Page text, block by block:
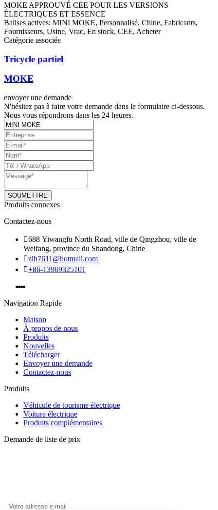
MOKE APPROUVÉ CEE POUR LES VERSIONS
ÉLECTRIQUES ET ESSENCE
Balises actives: MINI MOKE, Personnalisé, Chine, Fabricants,
Fournisseurs, Usine, Vrac, En stock, CEE, Acheter
Catégorie associée
Tricycle partiel
MOKE
envoyer une demande
N'hésitez pas à faire votre demande dans le formulaire ci-dessous.
Nous vous répondrons dans les 24 heures.
Produits connexes
Contactez-nous
688 Yiwangfu North Road, ville de Qingzhou, ville de
Weifang, province du Shandong, Chine
zlh7611@hotmail.com
+86-13969325101
Navigation Rapide
Maison
À propos de nous
Produits
Nouvelles
Télécharger
Envoyer une demande
Contactez-nous
Produits
Véhicule de tourisme électrique
Voiture électrique
Produits complémentaires
Demande de liste de prix